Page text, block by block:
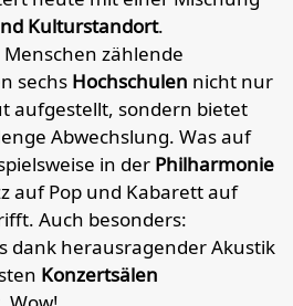
Kulturstandort.
zählende
sechs Hochschulen nicht nur
aufgestellt, sondern bietet
Abwechslung. Was auf
in der Philharmonie
auf Pop und Kabarett auf
Auch besonders:
dank herausragender Akustik
Konzertsälen